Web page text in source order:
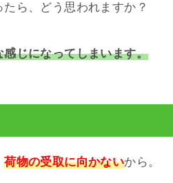
ら、どう思われますか？
じになってしまいます。
荷物の受取に向かないから。